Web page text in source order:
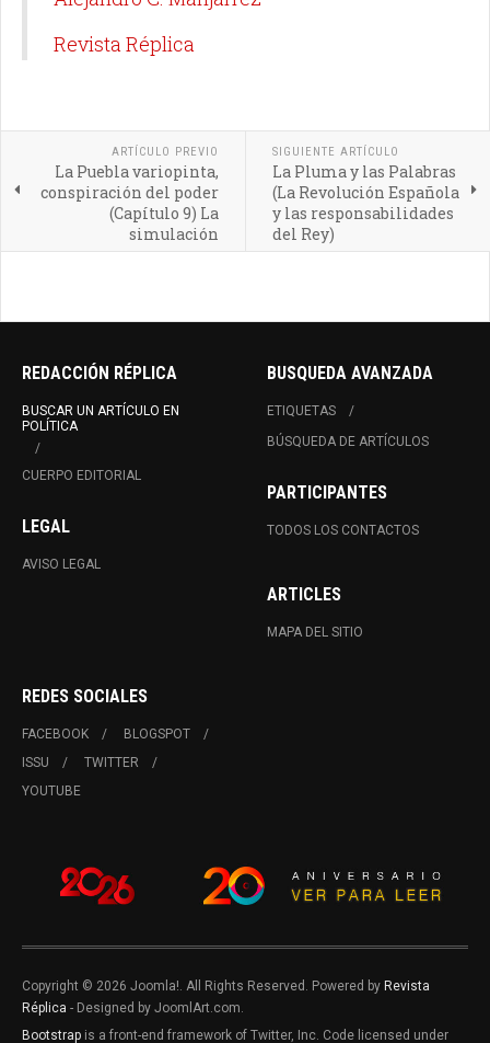
Revista Réplica
ARTÍCULO PREVIO
La Puebla variopinta,
conspiración del poder
(Capítulo 9) La
simulación
SIGUIENTE ARTÍCULO
La Pluma y las Palabras
(La Revolución Española
y las responsabilidades
del Rey)
REDACCIÓN RÉPLICA
BUSCAR UN ARTÍCULO EN
POLÍTICA
CUERPO EDITORIAL
LEGAL
AVISO LEGAL
BUSQUEDA AVANZADA
ETIQUETAS
BÚSQUEDA DE ARTÍCULOS
PARTICIPANTES
TODOS LOS CONTACTOS
ARTICLES
MAPA DEL SITIO
REDES SOCIALES
FACEBOOK
BLOGSPOT
ISSU
TWITTER
YOUTUBE
Copyright © 2026 Joomla!. All Rights Reserved. Powered by Revista
Réplica - Designed by JoomlArt.com.
Bootstrap is a front-end framework of Twitter, Inc. Code licensed under